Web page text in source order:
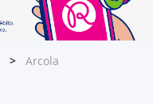
Arcola